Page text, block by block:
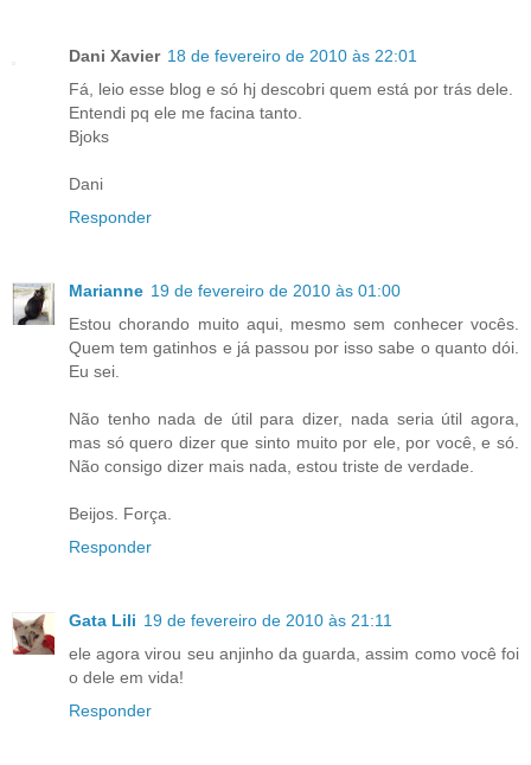
Dani Xavier 18 de fevereiro de 2010 às 22:01
Fá, leio esse blog e só hj descobri quem está por trás dele.
Entendi pq ele me facina tanto.
Bjoks
Dani
Responder
Marianne 19 de fevereiro de 2010 às 01:00
Estou chorando muito aqui, mesmo sem conhecer vocês.
Quem tem gatinhos e já passou por isso sabe o quanto dói.
Eu sei.
Não tenho nada de útil para dizer, nada seria útil agora,
mas só quero dizer que sinto muito por ele, por você, e só.
Não consigo dizer mais nada, estou triste de verdade.
Beijos. Força.
Responder
Gata Lili 19 de fevereiro de 2010 às 21:11
ele agora virou seu anjinho da guarda, assim como você foi
o dele em vida!
Responder